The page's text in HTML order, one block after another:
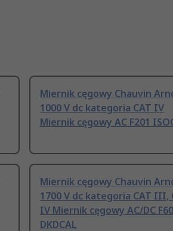
Miernik cęgowy Chauvin
1000 V dc kategoria CAT IV
Miernik cęgowy AC F201
Miernik cęgowy Chauvin
1700 V dc kategoria CAT III,
IV Miernik cęgowy AC/DC
DKDCAL